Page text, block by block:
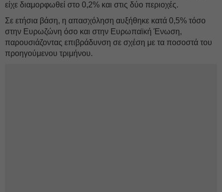
είχε διαμορφωθεί στο 0,2% και στις δύο περιοχές.
Σε ετήσια βάση, η απασχόληση αυξήθηκε κατά 0,5% τόσο
στην Ευρωζώνη όσο και στην Ευρωπαϊκή Ένωση,
παρουσιάζοντας επιβράδυνση σε σχέση με τα ποσοστά του
προηγούμενου τριμήνου.